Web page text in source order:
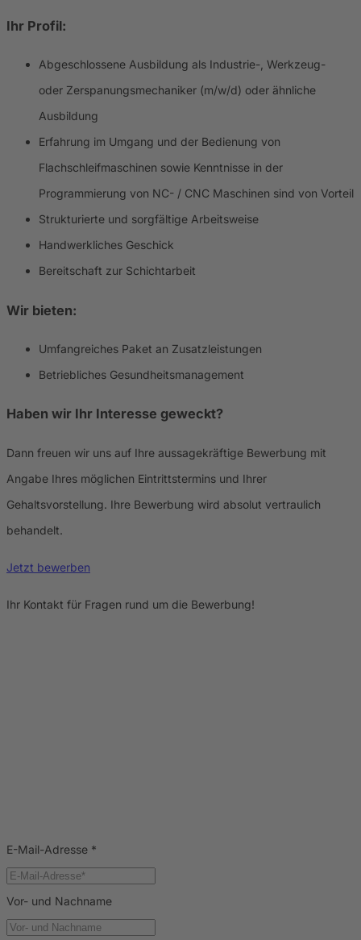
Ihr Profil:
Abgeschlossene Ausbildung als Industrie-, Werkzeug-
oder Zerspanungsmechaniker (m/w/d) oder ähnliche
Ausbildung
Erfahrung im Umgang und der Bedienung von
Flachschleifmaschinen sowie Kenntnisse in der
Programmierung von NC- / CNC Maschinen sind von Vorteil
Strukturierte und sorgfältige Arbeitsweise
Handwerkliches Geschick
Bereitschaft zur Schichtarbeit
Wir bieten:
Umfangreiches Paket an Zusatzleistungen
Betriebliches Gesundheitsmanagement
Haben wir Ihr Interesse geweckt?
Dann freuen wir uns auf Ihre aussagekräftige Bewerbung mit
Angabe Ihres möglichen Ein­trittstermins und Ihrer
Gehaltsvorstellung. Ihre Bewerbung wird absolut vertraulich
behandelt.
Jetzt bewerben
Ihr Kontakt für Fragen rund um die Bewerbung!
E-Mail-Adresse *
Vor- und Nachname